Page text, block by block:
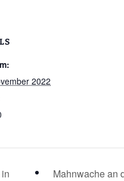
2022
Mahnwache an